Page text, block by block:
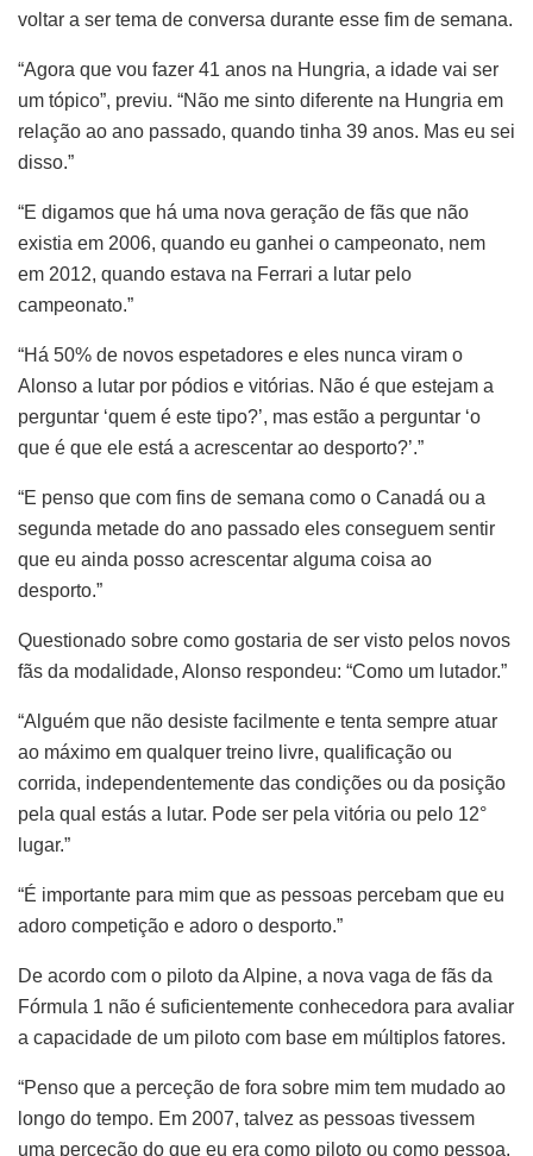
voltar a ser tema de conversa durante esse fim de semana.
“Agora que vou fazer 41 anos na Hungria, a idade vai ser
um tópico”, previu. “Não me sinto diferente na Hungria em
relação ao ano passado, quando tinha 39 anos. Mas eu sei
disso.”
“E digamos que há uma nova geração de fãs que não
existia em 2006, quando eu ganhei o campeonato, nem
em 2012, quando estava na Ferrari a lutar pelo
campeonato.”
“Há 50% de novos espetadores e eles nunca viram o
Alonso a lutar por pódios e vitórias. Não é que estejam a
perguntar ‘quem é este tipo?’, mas estão a perguntar ‘o
que é que ele está a acrescentar ao desporto?’.”
“E penso que com fins de semana como o Canadá ou a
segunda metade do ano passado eles conseguem sentir
que eu ainda posso acrescentar alguma coisa ao
desporto.”
Questionado sobre como gostaria de ser visto pelos novos
fãs da modalidade, Alonso respondeu: “Como um lutador.”
“Alguém que não desiste facilmente e tenta sempre atuar
ao máximo em qualquer treino livre, qualificação ou
corrida, independentemente das condições ou da posição
pela qual estás a lutar. Pode ser pela vitória ou pelo 12°
lugar.”
“É importante para mim que as pessoas percebam que eu
adoro competição e adoro o desporto.”
De acordo com o piloto da Alpine, a nova vaga de fãs da
Fórmula 1 não é suficientemente conhecedora para avaliar
a capacidade de um piloto com base em múltiplos fatores.
“Penso que a perceção de fora sobre mim tem mudado ao
longo do tempo. Em 2007, talvez as pessoas tivessem
uma perceção do que eu era como piloto ou como pessoa.